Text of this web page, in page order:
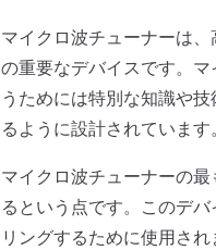
マイクロ波チューナーは
の重要なデバイスです。
うためには特別な知識や
るように設計されています。
マイクロ波チューナーの
るという点です。このデ
リングするために使用さ